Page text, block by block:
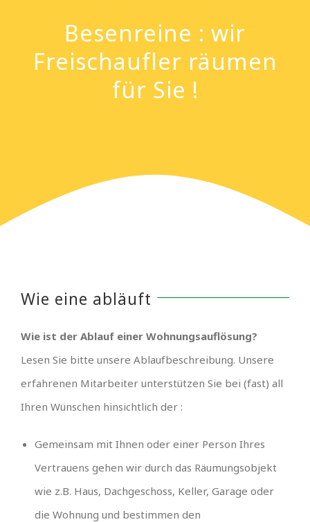
Besenreine : wir
Freischaufler räumen
für Sie !
Wie eine abläuft
Wie ist der Ablauf einer Wohnungsauflösung?
Lesen Sie bitte unsere Ablaufbeschreibung. Unsere
erfahrenen Mitarbeiter unterstützen Sie bei (fast) all
Ihren Wünschen hinsichtlich der :
Gemeinsam mit Ihnen oder einer Person Ihres
Vertrauens gehen wir durch das Räumungsobjekt
wie z.B. Haus, Dachgeschoss, Keller, Garage oder
die Wohnung und bestimmen den